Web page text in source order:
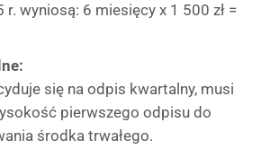
r. wyniosą: 6 miesięcy x 1 500 zł =
się na odpis kwartalny, musi
pierwszego odpisu do
środka trwałego.